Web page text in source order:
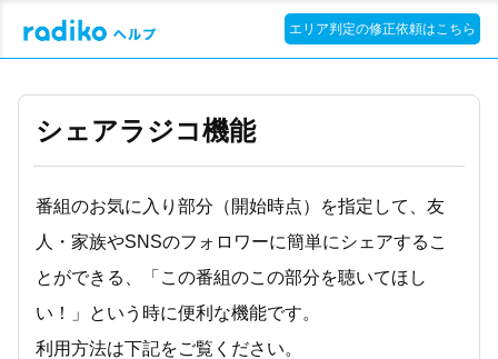
エリア判定の修正依頼はこちら
シェアラジコ機能
番組のお気に入り部分（開始時点）を指定して、友
人・家族やSNSのフォロワーに簡単にシェアするこ
とができる、「この番組のこの部分を聴いてほし
い！」という時に便利な機能です。
利用方法は下記をご覧ください。